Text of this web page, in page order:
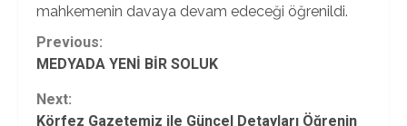
mahkemenin davaya devam edeceği öğrenildi.
Continue
Previous:
MEDYADA YENİ BİR SOLUK
Next:
Körfez Gazetemiz ile Güncel Detayları Öğrenin